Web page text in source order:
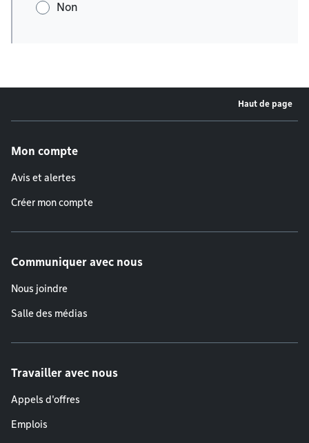
Non
Haut de page
Mon compte
Avis et alertes
Créer mon compte
Communiquer avec nous
Nous joindre
Salle des médias
Travailler avec nous
Appels d'offres
Emplois